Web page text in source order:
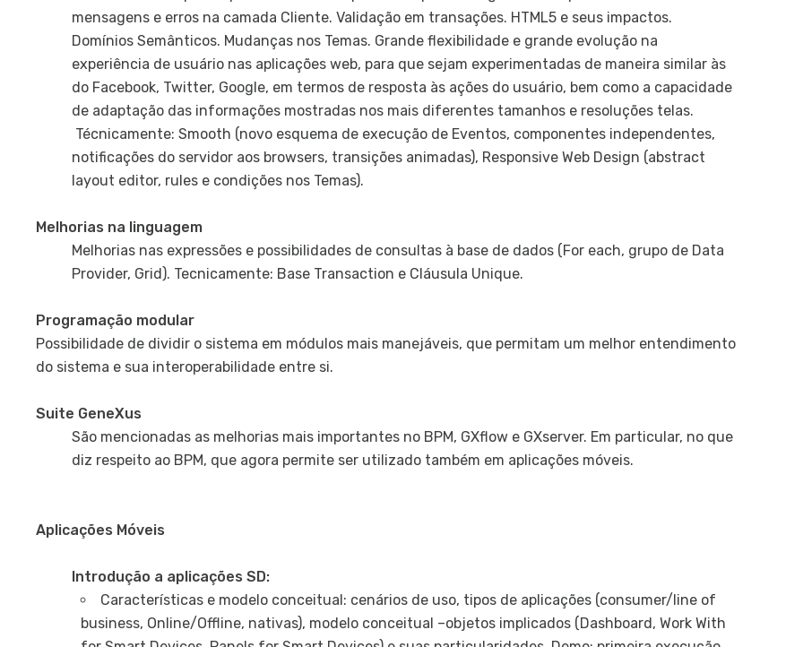
mensagens e erros na camada Cliente. Validação em transações. HTML5 e seus impactos.
Domínios Semânticos. Mudanças nos Temas. Grande flexibilidade e grande evolução na
experiência de usuário nas aplicações web, para que sejam experimentadas de maneira similar às
do Facebook, Twitter, Google, em termos de resposta às ações do usuário, bem como a capacidade
de adaptação das informações mostradas nos mais diferentes tamanhos e resoluções telas.
Técnicamente: Smooth (novo esquema de execução de Eventos, componentes independentes,
notificações do servidor aos browsers, transições animadas), Responsive Web Design (abstract
layout editor, rules e condições nos Temas).
Melhorias na linguagem
Melhorias nas expressões e possibilidades de consultas à base de dados (For each, grupo de Data
Provider, Grid). Tecnicamente: Base Transaction e Cláusula Unique.
Programação modular
Possibilidade de dividir o sistema em módulos mais manejáveis, que permitam um melhor entendimento
do sistema e sua interoperabilidade entre si.
Suite GeneXus
São mencionadas as melhorias mais importantes no BPM, GXflow e GXserver. Em particular, no que
diz respeito ao BPM, que agora permite ser utilizado também em aplicações móveis.
Aplicações Móveis
Introdução a aplicações SD:
Características e modelo conceitual: cenários de uso, tipos de aplicações (consumer/line of
business, Online/Offline, nativas), modelo conceitual –objetos implicados (Dashboard, Work With